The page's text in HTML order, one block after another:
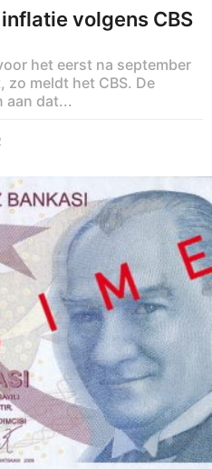
volgens CBS
het eerst na september
zo meldt het CBS. De
aan dat...
0
8
-
2
0